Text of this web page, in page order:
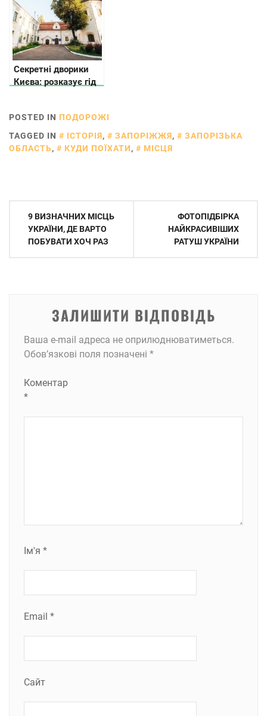
Секретні дворики
Києва: розказує гід
POSTED IN ПОДОРОЖІ
TAGGED IN
ІСТОРІЯ, ЗАПОРІЖЖЯ,
ЗАПОРІЗЬКА
ОБЛАСТЬ, КУДИ ПОЇХАТИ, МІСЦЯ
Навігація
записів
9 ВИЗНАЧНИХ МІСЦЬ
УКРАЇНИ, ДЕ ВАРТО
ПОБУВАТИ ХОЧ РАЗ
ФОТОПІДБІРКА
НАЙКРАСИВІШИХ
РАТУШ УКРАЇНИ
ЗАЛИШИТИ ВІДПОВІДЬ
Ваша e-mail адреса не оприлюднюватиметься.
Обов’язкові поля позначені *
Коментар
*
Ім'я *
Email *
Сайт